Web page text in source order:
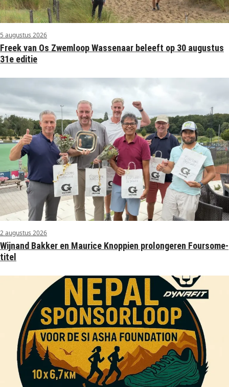
5 augustus 2026
Freek van Os Zwemloop Wassenaar beleeft op 30 augustus
31e editie
2 augustus 2026
Wijnand Bakker en Maurice Knoppien prolongeren Foursome-
titel